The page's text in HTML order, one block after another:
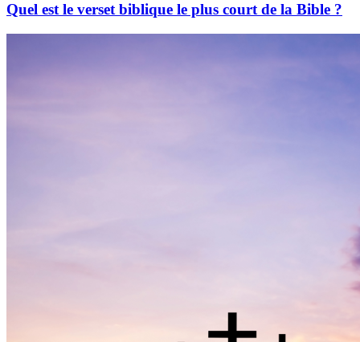
Quel est le verset biblique le plus court de la Bible ?